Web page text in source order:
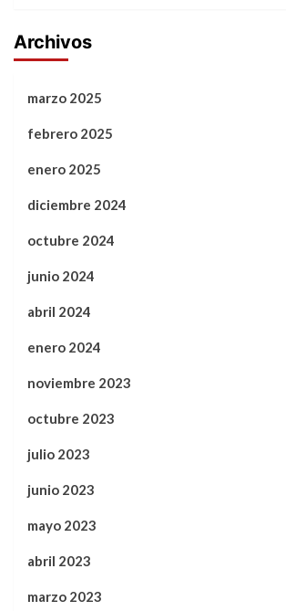
Archivos
marzo 2025
febrero 2025
enero 2025
diciembre 2024
octubre 2024
junio 2024
abril 2024
enero 2024
noviembre 2023
octubre 2023
julio 2023
junio 2023
mayo 2023
abril 2023
marzo 2023